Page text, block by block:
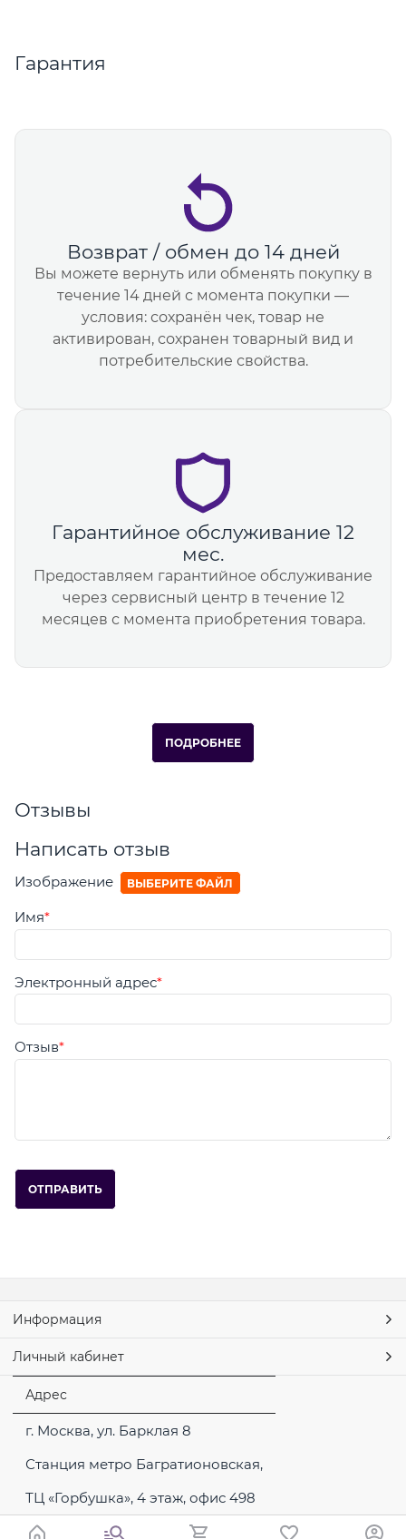
Гарантия
Возврат / обмен до 14 дней
Вы можете вернуть или обменять покупку в
течение 14 дней с момента покупки —
условия: сохранён чек, товар не
активирован, сохранен товарный вид и
потребительские свойства.
Гарантийное обслуживание 12
мес.
Предоставляем гарантийное обслуживание
через сервисный центр в течение 12
месяцев с момента приобретения товара.
ПОДРОБНЕЕ
Отзывы
Написать отзыв
Изображение ВЫБЕРИТЕ ФАЙЛ
Имя
Электронный адрес
Отзыв
Информация
Личный кабинет
Адрес
г. Москва, ул. Барклая 8
Станция метро Багратионовская,
ТЦ «Горбушка», 4 этаж, офис 498